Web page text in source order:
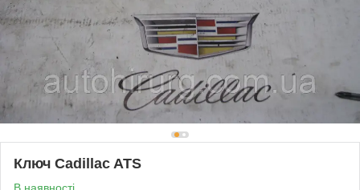
Ключ Cadillac ATS
В наявності